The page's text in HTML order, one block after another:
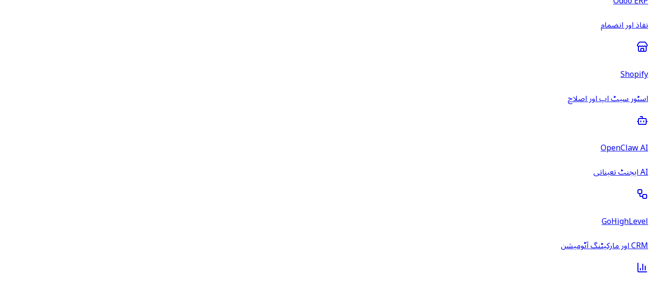
نفاذ اور انضمام
Shopify
اسٹور سیٹ اپ اور اصلاح
OpenClaw AI
AI ایجنٹ تعیناتی
GoHighLevel
CRM اور مارکیٹنگ آٹومیشن